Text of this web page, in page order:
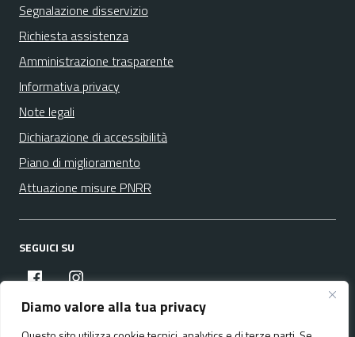
Diamo valore alla tua privacy
Segnalazione disservizio
Richiesta assistenza
Amministrazione trasparente
Informativa privacy
Note legali
Dichiarazione di accessibilità
Piano di miglioramento
Attuazione misure PNRR
SEGUICI SU
facebookinstagram